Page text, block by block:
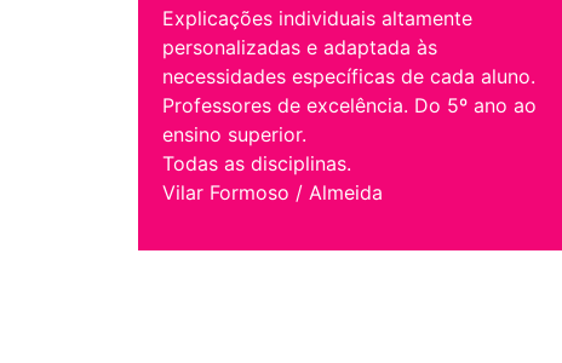
Explicações individuais altamente
personalizadas e adaptada às
necessidades específicas de cada aluno.
Professores de excelência. Do 5º ano ao
ensino superior.
Todas as disciplinas.
Vilar Formoso / Almeida